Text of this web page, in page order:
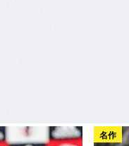
名作